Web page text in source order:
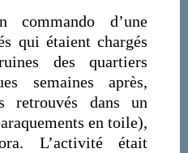
commando d’une
qui étaient chargés
des quartiers
semaines après,
retrouvés dans un
en toile),
L’activité était